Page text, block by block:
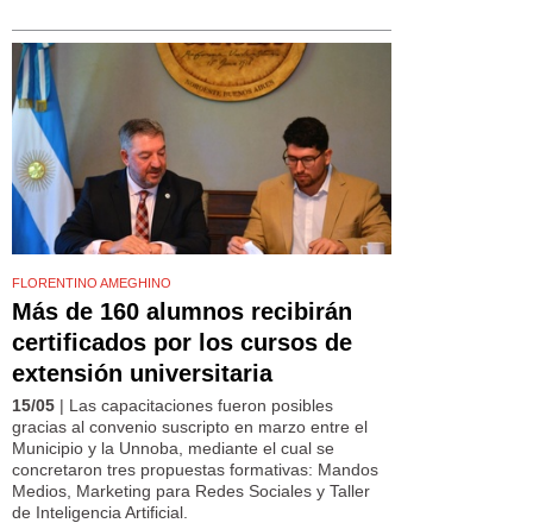
FLORENTINO AMEGHINO
Más de 160 alumnos recibirán
certificados por los cursos de
extensión universitaria
15/05 | Las capacitaciones fueron posibles
gracias al convenio suscripto en marzo entre el
Municipio y la Unnoba, mediante el cual se
concretaron tres propuestas formativas: Mandos
Medios, Marketing para Redes Sociales y Taller
de Inteligencia Artificial.